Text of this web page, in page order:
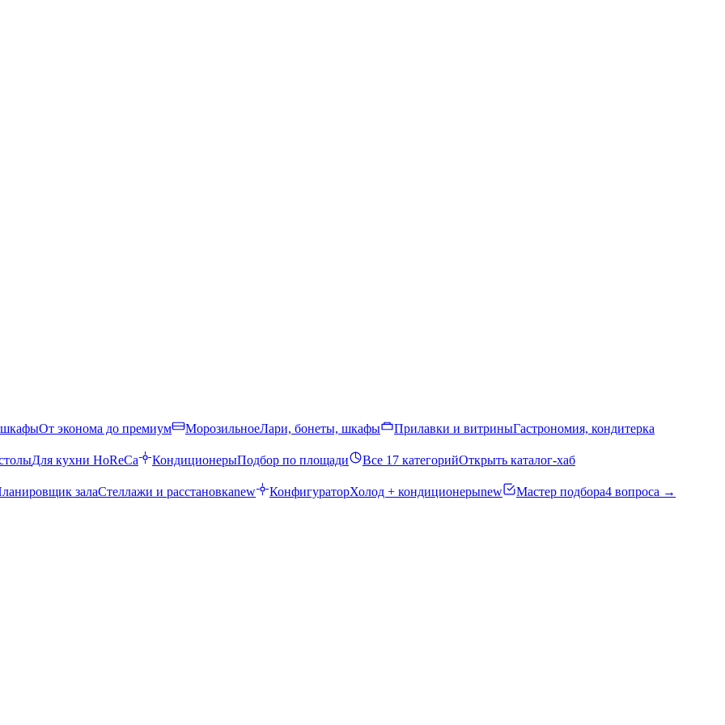
шкафыОт эконома до премиум МорозильноеЛари, бонеты, шкафы Прилавки и витриныГастрономия, кондитерка
Для кухни HoReCa КондиционерыПодбор по площади Все 17 категорийОткрыть каталог-хаб
залаСтеллажи и расстановкаnew КонфигураторХолод + кондиционерыnew Мастер подбора4 вопроса →